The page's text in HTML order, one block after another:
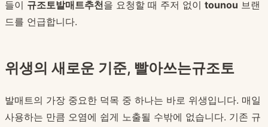
들이 규조토발매트추천을 요청할 때 주저 없이 tounou 브랜
드를 언급합니다.
위생의 새로운 기준, 빨아쓰는규조토
발매트의 가장 중요한 덕목 중 하나는 바로 위생입니다. 매일
사용하는 만큼 오염에 쉽게 노출될 수밖에 없습니다. 기존 규